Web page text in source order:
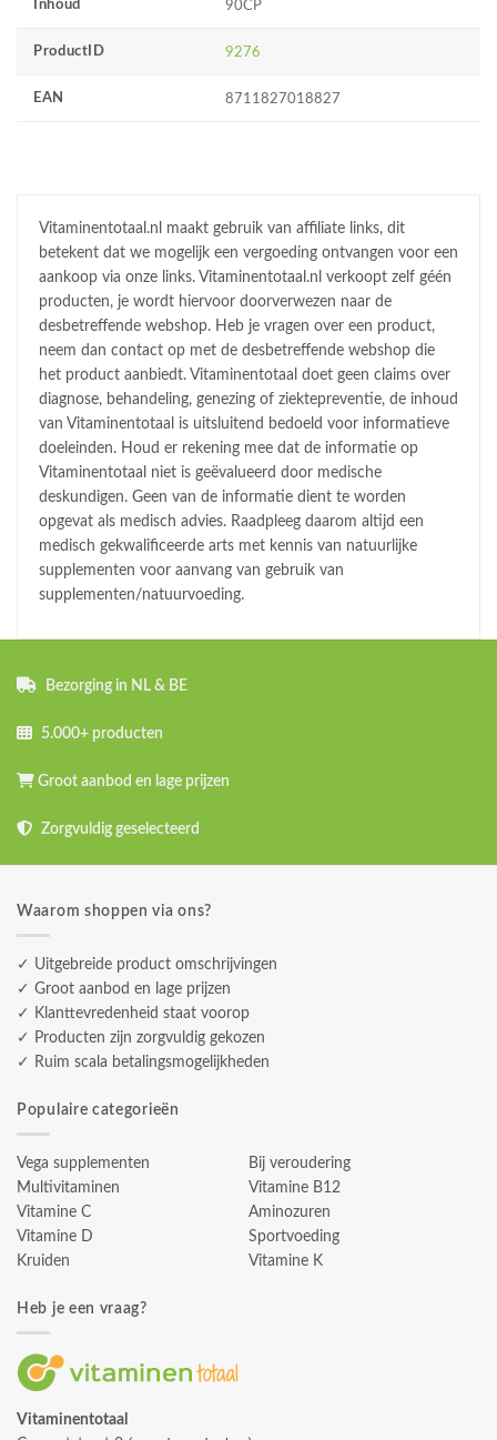
Inhoud 90CP
ProductID 9276
EAN 8711827018827
Vitaminentotaal.nl maakt gebruik van affiliate links, dit
betekent dat we mogelijk een vergoeding ontvangen voor een
aankoop via onze links. Vitaminentotaal.nl verkoopt zelf géén
producten, je wordt hiervoor doorverwezen naar de
desbetreffende webshop. Heb je vragen over een product,
neem dan contact op met de desbetreffende webshop die
het product aanbiedt. Vitaminentotaal doet geen claims over
diagnose, behandeling, genezing of ziektepreventie, de inhoud
van Vitaminentotaal is uitsluitend bedoeld voor informatieve
doeleinden. Houd er rekening mee dat de informatie op
Vitaminentotaal niet is geëvalueerd door medische
deskundigen. Geen van de informatie dient te worden
opgevat als medisch advies. Raadpleeg daarom altijd een
medisch gekwalificeerde arts met kennis van natuurlijke
supplementen voor aanvang van gebruik van
supplementen/natuurvoeding.
Bezorging in NL & BE
5.000+ producten
Groot aanbod en lage prijzen
Zorgvuldig geselecteerd
Waarom shoppen via ons?
✓ Uitgebreide product omschrijvingen
✓ Groot aanbod en lage prijzen
✓ Klanttevredenheid staat voorop
✓ Producten zijn zorgvuldig gekozen
✓ Ruim scala betalingsmogelijkheden
Populaire categorieën
Vega supplementen
Multivitaminen
Vitamine C
Vitamine D
Kruiden
Bij veroudering
Vitamine B12
Aminozuren
Sportvoeding
Vitamine K
Heb je een vraag?
Vitaminentotaal